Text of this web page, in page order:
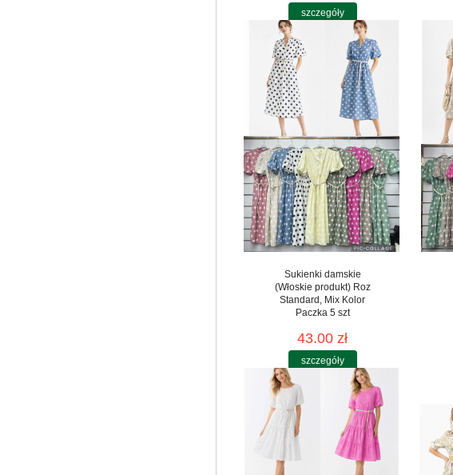
szczegóły
Sukienki damskie
(Włoskie produkt) Roz
Standard, Mix Kolor
Paczka 5 szt
43.00 zł
szczegóły